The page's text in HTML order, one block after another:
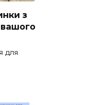
з
для